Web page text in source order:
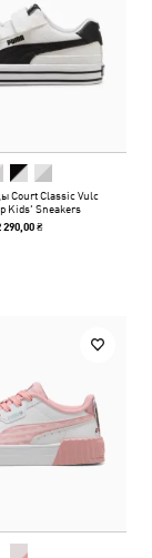
Court Classic Vulc
Kids' Sneakers
290,00 ₴